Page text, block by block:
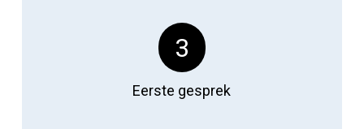
3
Eerste gesprek